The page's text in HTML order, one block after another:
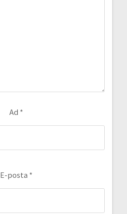
Ad *
E-posta *